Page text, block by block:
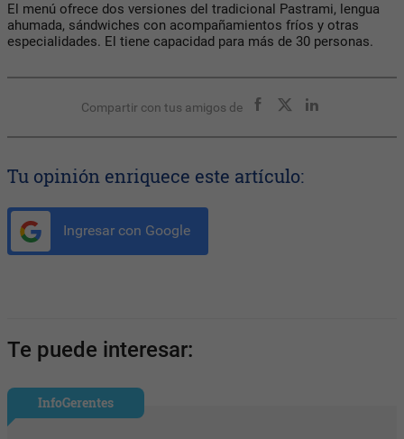
El menú ofrece dos versiones del tradicional Pastrami, lengua
ahumada, sándwiches con acompañamientos fríos y otras
especialidades. El tiene capacidad para más de 30 personas.
Compartir con tus amigos de
Tu opinión enriquece este artículo:
Ingresar con Google
Te puede interesar:
InfoGerentes